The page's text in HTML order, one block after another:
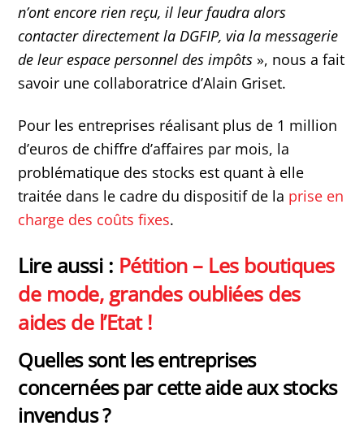
n’ont encore rien reçu, il leur faudra alors
contacter directement la DGFIP, via la messagerie
de leur espace personnel des impôts », nous a fait
savoir une collaboratrice d’Alain Griset.
Pour les entreprises réalisant plus de 1 million
d’euros de chiffre d’affaires par mois, la
problématique des stocks est quant à elle
traitée dans le cadre du dispositif de la prise en
charge des coûts fixes.
Lire aussi : Pétition – Les boutiques
de mode, grandes oubliées des
aides de l’Etat !
Quelles sont les entreprises
concernées par cette aide aux stocks
invendus ?